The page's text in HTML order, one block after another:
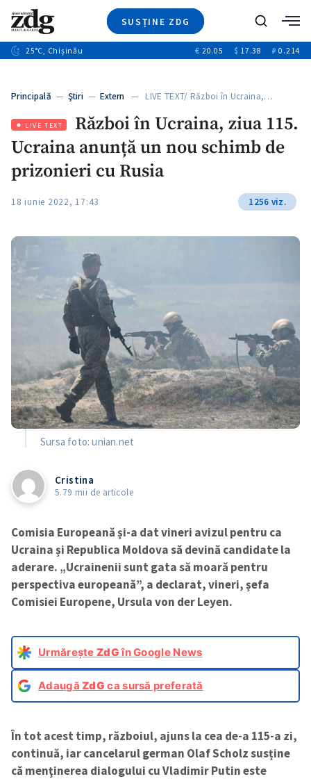
SUSȚINE ZDG
Ştiri
+12
Video
Special
Blog
Caută
25°C, Chișinău € 20.05 $ 17.38 ₽ 0.214
Principală — Ştiri — Extern — LIVE TEXT/ Război în Ucraina,…
LIVE TEXT
Război în Ucraina, ziua 115.
Ucraina anunță un nou schimb de
prizonieri cu Rusia
18 iunie 2022, 17:43 1256 viz.
Sursa foto: unian.net
Cristina
5.79 mii de articole
Comisia Europeană și-a dat vineri avizul pentru ca
Ucraina și Republica Moldova să devină candidate la
aderare. „Ucrainenii sunt gata să moară pentru
perspectiva europeană”, a declarat, vineri, șefa
Comisiei Europene, Ursula von der Leyen.
Urmărește ZdGîn Google News
AdaugăZdG ca sursă preferată
În tot acest timp, războiul, ajuns la cea de-a 115-a zi,
continuă, iar cancelarul german Olaf Scholz susține
că menţinerea dialogului cu Vladimir Putin este